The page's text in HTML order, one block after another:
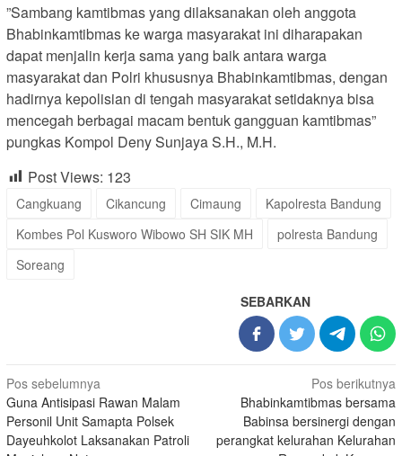
”Sambang kamtibmas yang dilaksanakan oleh anggota
Bhabinkamtibmas ke warga masyarakat ini diharapakan
dapat menjalin kerja sama yang baik antara warga
masyarakat dan Polri khususnya Bhabinkamtibmas, dengan
hadirnya kepolisian di tengah masyarakat setidaknya bisa
mencegah berbagai macam bentuk gangguan kamtibmas”
pungkas Kompol Deny Sunjaya S.H., M.H.
Post Views: 123
Cangkuang Cikancung Cimaung
Kapolresta Bandung
Kombes Pol Kusworo Wibowo SH SIK MH
polresta Bandung
Soreang
SEBARKAN
Navigasi
pos
Pos sebelumnya
Guna Antisipasi Rawan Malam
Personil Unit Samapta Polsek
Dayeuhkolot Laksanakan Patroli
Pos berikutnya
Bhabinkamtibmas bersama
Babinsa bersinergi dengan
perangkat kelurahan Kelurahan